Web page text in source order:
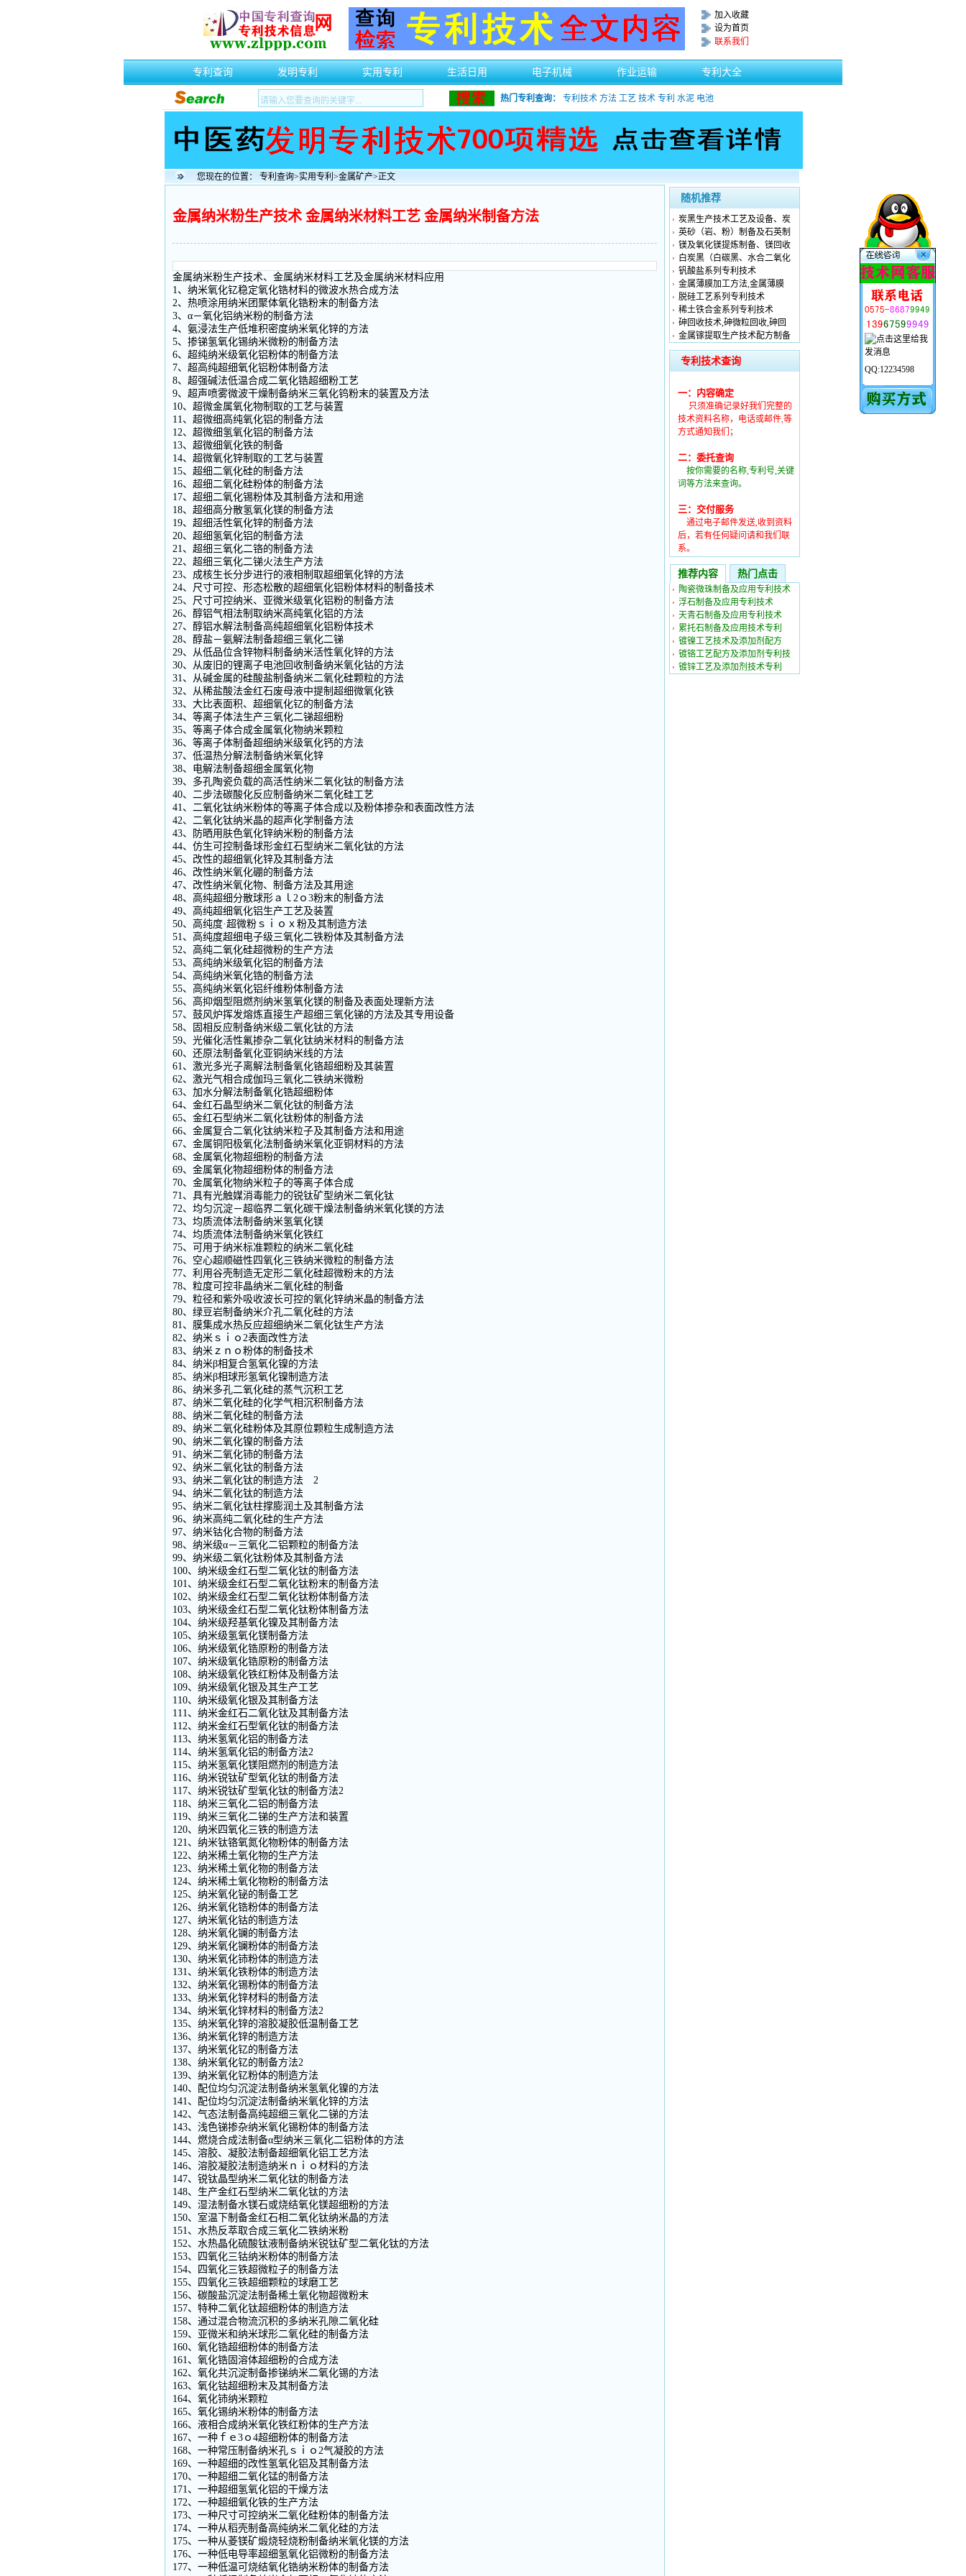
QQ:12234598
加入收藏
设为首页
联系我们
专利查询 发明专利 实用专利 生活日用 电子机械 作业运输 专利大全
热门专利查询： 专利技术 方法 工艺 技术 专利 水泥 电池
您现在的位置： 专利查询>实用专利 >金属矿产>正文
金属纳米粉生产技术 金属纳米材料工艺 金属纳米制备方法
金属纳米粉生产技术、金属纳米材料工艺及金属纳米材料应用
1、纳米氧化钇稳定氧化锆材料的微波水热合成方法
2、热喷涂用纳米团聚体氧化锆粉末的制备方法
3、α－氧化铝纳米粉的制备方法
4、氨浸法生产低堆积密度纳米氧化锌的方法
5、掺锑氢氧化锡纳米微粉的制备方法
6、超纯纳米级氧化铝粉体的制备方法
7、超高纯超细氧化铝粉体制备方法
8、超强碱法低温合成二氧化锆超细粉工艺
9、超声喷雾微波干燥制备纳米三氧化钨粉末的装置及方法
10、超微金属氧化物制取的工艺与装置
11、超微细高纯氧化铝的制备方法
12、超微细氢氧化铝的制备方法
13、超微细氧化铁的制备
14、超微氧化锌制取的工艺与装置
15、超细二氧化硅的制备方法
16、超细二氧化硅粉体的制备方法
17、超细二氧化锡粉体及其制备方法和用途
18、超细高分散氢氧化镁的制备方法
19、超细活性氧化锌的制备方法
20、超细氢氧化铝的制备方法
21、超细三氧化二铬的制备方法
22、超细三氧化二锑火法生产方法
23、成核生长分步进行的液相制取超细氧化锌的方法
24、尺寸可控、形态松散的超细氧化铝粉体材料的制备技术
25、尺寸可控纳米、亚微米级氧化铝粉的制备方法
26、醇铝气相法制取纳米高纯氧化铝的方法
27、醇铝水解法制备高纯超细氧化铝粉体技术
28、醇盐－氨解法制备超细三氧化二锑
29、从低品位含锌物料制备纳米活性氧化锌的方法
30、从废旧的锂离子电池回收制备纳米氧化钴的方法
31、从碱金属的硅酸盐制备纳米二氧化硅颗粒的方法
32、从稀盐酸法金红石废母液中提制超细微氧化铁
33、大比表面积、超细氧化钇的制备方法
34、等离子体法生产三氧化二锑超细粉
35、等离子体合成金属氧化物纳米颗粒
36、等离子体制备超细纳米级氧化钙的方法
37、低温热分解法制备纳米氧化锌
38、电解法制备超细金属氧化物
39、多孔陶瓷负载的高活性纳米二氧化钛的制备方法
40、二步法碳酸化反应制备纳米二氧化硅工艺
41、二氧化钛纳米粉体的等离子体合成以及粉体掺杂和表面改性方法
42、二氧化钛纳米晶的超声化学制备方法
43、防晒用肤色氧化锌纳米粉的制备方法
44、仿生可控制备球形金红石型纳米二氧化钛的方法
45、改性的超细氧化锌及其制备方法
46、改性纳米氧化硼的制备方法
47、改性纳米氧化物、制备方法及其用途
48、高纯超细分散球形ａｌ2ｏ3粉末的制备方法
49、高纯超细氧化铝生产工艺及装置
50、高纯度·超微粉ｓｉｏｘ粉及其制造方法
51、高纯度超细电子级三氧化二铁粉体及其制备方法
52、高纯二氧化硅超微粉的生产方法
53、高纯纳米级氧化铝的制备方法
54、高纯纳米氧化锆的制备方法
55、高纯纳米氧化铝纤维粉体制备方法
56、高抑烟型阻燃剂纳米氢氧化镁的制备及表面处理新方法
57、鼓风炉挥发熔炼直接生产超细三氧化锑的方法及其专用设备
58、固相反应制备纳米级二氧化钛的方法
59、光催化活性氟掺杂二氧化钛纳米材料的制备方法
60、还原法制备氧化亚铜纳米线的方法
61、激光多光子离解法制备氧化铬超细粉及其装置
62、激光气相合成伽玛三氧化二铁纳米微粉
63、加水分解法制备氧化锆超细粉体
64、金红石晶型纳米二氧化钛的制备方法
65、金红石型纳米二氧化钛粉体的制备方法
66、金属复合二氧化钛纳米粒子及其制备方法和用途
67、金属铜阳极氧化法制备纳米氧化亚铜材料的方法
68、金属氧化物超细粉的制备方法
69、金属氧化物超细粉体的制备方法
70、金属氧化物纳米粒子的等离子体合成
71、具有光触媒消毒能力的锐钛矿型纳米二氧化钛
72、均匀沉淀－超临界二氧化碳干燥法制备纳米氧化镁的方法
73、均质流体法制备纳米氢氧化镁
74、均质流体法制备纳米氧化铁红
75、可用于纳米标准颗粒的纳米二氧化硅
76、空心超顺磁性四氧化三铁纳米微粒的制备方法
77、利用谷壳制造无定形二氧化硅超微粉末的方法
78、粒度可控非晶纳米二氧化硅的制备
79、粒径和紫外吸收波长可控的氧化锌纳米晶的制备方法
80、绿豆岩制备纳米介孔二氧化硅的方法
81、膜集成水热反应超细纳米二氧化钛生产方法
82、纳米ｓｉｏ2表面改性方法
83、纳米ｚｎｏ粉体的制备技术
84、纳米β相复合氢氧化镍的方法
85、纳米β相球形氢氧化镍制造方法
86、纳米多孔二氧化硅的蒸气沉积工艺
87、纳米二氧化硅的化学气相沉积制备方法
88、纳米二氧化硅的制备方法
89、纳米二氧化硅粉体及其原位颗粒生成制造方法
90、纳米二氧化镍的制备方法
91、纳米二氧化铈的制备方法
92、纳米二氧化钛的制备方法
93、纳米二氧化钛的制造方法 2
94、纳米二氧化钛的制造方法
95、纳米二氧化钛柱撑膨润土及其制备方法
96、纳米高纯二氧化硅的生产方法
97、纳米钴化合物的制备方法
98、纳米级α－三氧化二铝颗粒的制备方法
99、纳米级二氧化钛粉体及其制备方法
100、纳米级金红石型二氧化钛的制备方法
101、纳米级金红石型二氧化钛粉末的制备方法
102、纳米级金红石型二氧化钛粉体制备方法
103、纳米级金红石型二氧化钛粉体制备方法
104、纳米级羟基氧化镍及其制备方法
105、纳米级氢氧化镁制备方法
106、纳米级氧化锆原粉的制备方法
107、纳米级氧化锆原粉的制备方法
108、纳米级氧化铁红粉体及制备方法
109、纳米级氧化银及其生产工艺
110、纳米级氧化银及其制备方法
111、纳米金红石二氧化钛及其制备方法
112、纳米金红石型氧化钛的制备方法
113、纳米氢氧化铝的制备方法
114、纳米氢氧化铝的制备方法2
115、纳米氢氧化镁阻燃剂的制造方法
116、纳米锐钛矿型氧化钛的制备方法
117、纳米锐钛矿型氧化钛的制备方法2
118、纳米三氧化二铝的制备方法
119、纳米三氧化二锑的生产方法和装置
120、纳米四氧化三铁的制造方法
121、纳米钛铬氧氮化物粉体的制备方法
122、纳米稀土氧化物的生产方法
123、纳米稀土氧化物的制备方法
124、纳米稀土氧化物粉的制备方法
125、纳米氧化铋的制备工艺
126、纳米氧化锆粉体的制备方法
127、纳米氧化钴的制造方法
128、纳米氧化镧的制备方法
129、纳米氧化镧粉体的制备方法
130、纳米氧化铈粉体的制造方法
131、纳米氧化铁粉体的制造方法
132、纳米氧化锡粉体的制备方法
133、纳米氧化锌材料的制备方法
134、纳米氧化锌材料的制备方法2
135、纳米氧化锌的溶胶凝胶低温制备工艺
136、纳米氧化锌的制造方法
137、纳米氧化钇的制备方法
138、纳米氧化钇的制备方法2
139、纳米氧化钇粉体的制造方法
140、配位均匀沉淀法制备纳米氢氧化镍的方法
141、配位均匀沉淀法制备纳米氧化锌的方法
142、气态法制备高纯超细三氧化二锑的方法
143、浅色锑掺杂纳米氧化锡粉体的制备方法
144、燃烧合成法制备α型纳米三氧化二铝粉体的方法
145、溶胶、凝胶法制备超细氧化铝工艺方法
146、溶胶凝胶法制造纳米ｎｉｏ材料的方法
147、锐钛晶型纳米二氧化钛的制备方法
148、生产金红石型纳米二氧化钛的方法
149、湿法制备水镁石或烧结氧化镁超细粉的方法
150、室温下制备金红石相二氧化钛纳米晶的方法
151、水热反萃取合成三氧化二铁纳米粉
152、水热晶化硫酸钛液制备纳米锐钛矿型二氧化钛的方法
153、四氧化三钴纳米粉体的制备方法
154、四氧化三铁超微粒子的制备方法
155、四氧化三铁超细颗粒的球磨工艺
156、碳酸盐沉淀法制备稀土氧化物超微粉末
157、特种二氧化钛超细粉体的制造方法
158、通过混合物流沉积的多纳米孔隙二氧化硅
159、亚微米和纳米球形二氧化硅的制备方法
160、氧化锆超细粉体的制备方法
161、氧化锆固溶体超细粉的合成方法
162、氧化共沉淀制备掺锑纳米二氧化锡的方法
163、氧化钴超细粉末及其制备方法
164、氧化铈纳米颗粒
165、氧化锡纳米粉体的制备方法
166、液相合成纳米氧化铁红粉体的生产方法
167、一种ｆｅ3ｏ4超细粉体的制备方法
168、一种常压制备纳米孔ｓｉｏ2气凝胶的方法
169、一种超细的改性氢氧化铝及其制备方法
170、一种超细二氧化锰的制备方法
171、一种超细氢氧化铝的干燥方法
172、一种超细氧化铁的生产方法
173、一种尺寸可控纳米二氧化硅粉体的制备方法
174、一种从稻壳制备高纯纳米二氧化硅的方法
175、一种从菱镁矿煅烧轻烧粉制备纳米氧化镁的方法
176、一种低电导率超细氢氧化铝微粉的制备方法
177、一种低温可烧结氧化锆纳米粉体的制备方法
随机推荐
炭黑生产技术工艺及设备、炭
英砂（岩、粉）制备及石英制
镁及氧化镁提炼制备、镁回收
白炭黑（白碳黑、水合二氧化
钒酸盐系列专利技术
金属薄膜加工方法,金属薄膜
脱硅工艺系列专利技术
稀土铁合金系列专利技术
砷回收技术,砷微粒回收,砷回
金属镓提取生产技术配方制备
专利技术查询
一：内容确定
只须准确记录好我们完整的
技术资料名称，电话或邮件,等
方式通知我们；
二：委托查询
按你需要的名称,专利号,关键
词等方法来查询。
三：交付服务
通过电子邮件发送,收到资料
后，若有任何疑问请和我们联
系。
推荐内容 热门点击
陶瓷微珠制备及应用专利技术
浮石制备及应用专利技术
天青石制备及应用专利技术
累托石制备及应用技术专利
镀镍工艺技术及添加剂配方
镀铬工艺配方及添加剂专利技
镀锌工艺及添加剂技术专利